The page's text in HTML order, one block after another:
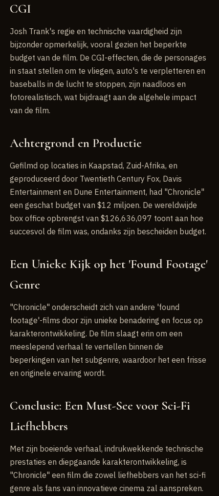
CGI
Josh Trank's regie en technische vaardigheid zijn
bijzonder opmerkelijk, vooral gezien het beperkte
budget van de film. De CGI-effecten, die de personages
in staat stellen om te vliegen, auto's te verpletteren en
baseballs in de lucht te stoppen, zijn naadloos en
fotorealistisch, wat bijdraagt aan de algehele impact
van de film.
Achtergrond en Productie
Gefilmd op locaties in Kaapstad, Zuid-Afrika, en
geproduceerd door Twentieth Century Fox, Davis
Entertainment en Dune Entertainment, had "Chronicle"
een geschat budget van $12 miljoen. De wereldwijde
box office opbrengst van $126,636,097 toont aan hoe
succesvol de film was, ondanks zijn bescheiden budget.
Een Unieke Kijk op het 'Found Footage'
Genre
"Chronicle" onderscheidt zich van andere 'found
footage'-films door zijn unieke benadering en focus op
karakterontwikkeling. De film slaagt erin om een
meeslepend verhaal te vertellen binnen de
beperkingen van het subgenre, waardoor het een frisse
en originele ervaring wordt.
Conclusie: Een Must-See voor Sci-Fi
Liefhebbers
Met zijn boeiende verhaal, indrukwekkende technische
prestaties en diepgaande karakterontwikkeling, is
"Chronicle" een film die zowel liefhebbers van het sci-fi
genre als fans van innovatieve cinema zal aanspreken.